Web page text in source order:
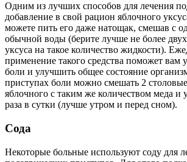
Одним из лучших способов для лечения
добавление в свой рацион яблочного
можете пить его даже натощак, смешав с
обычной воды (берите лучше не более
уксуса на такое количество жидкости).
применение такого средства поможет вам
боли и улучшить общее состояние
приступах боли можно смешать 2
яблочного с таким же количеством меда и
раза в сутки (лучше утром и перед сном).
Сода
Некоторые больные используют соду для